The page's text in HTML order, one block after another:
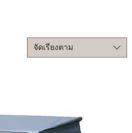
จัดเรียงตาม